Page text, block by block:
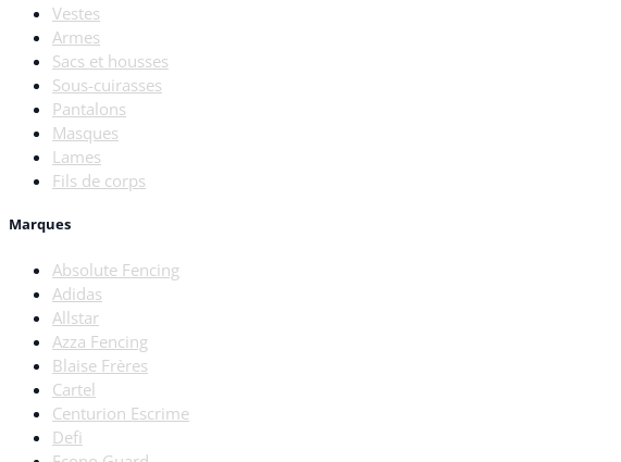
Vestes
Armes
Sacs et housses
Sous-cuirasses
Pantalons
Masques
Lames
Fils de corps
Marques
Absolute Fencing
Adidas
Allstar
Azza Fencing
Blaise Frères
Cartel
Centurion Escrime
Defi